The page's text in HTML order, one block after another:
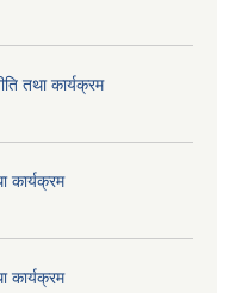
तथा कार्यक्रम
कार्यक्रम
कार्यक्रम